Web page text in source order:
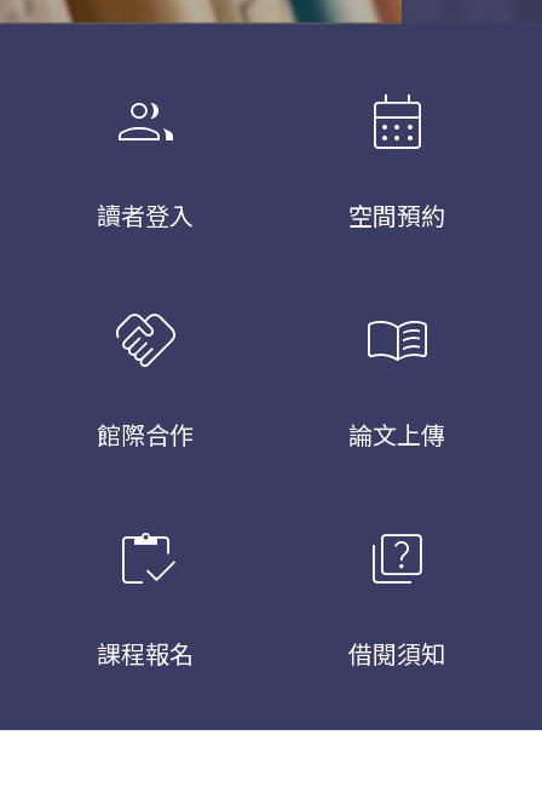
group
讀者登入
calendar_month
空間預約
handshake
館際合作
menu_book
論文上傳
inventory
課程報名
quiz
借閱須知